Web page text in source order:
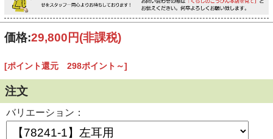
価格:29,800円(非課税)
[ポイント還元 298ポイント～]
注文
バリエーション：